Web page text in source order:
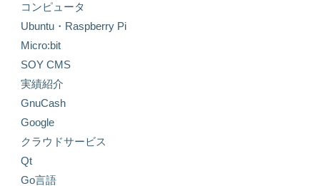
コンピュータ
Ubuntu・Raspberry Pi
Micro:bit
SOY CMS
実績紹介
GnuCash
Google
クラウドサービス
Qt
Go言語